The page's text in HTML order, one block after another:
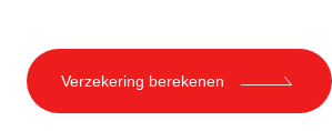
Verzekering berekenen